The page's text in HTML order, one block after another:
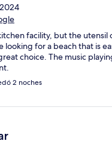
facility, but the utensil
looking for a beach that is
choice. The music
2 noches